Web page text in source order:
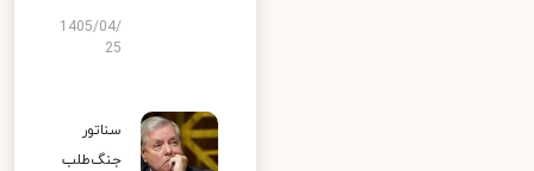
1405/04/
25
سناتور
جنگ‌طلب